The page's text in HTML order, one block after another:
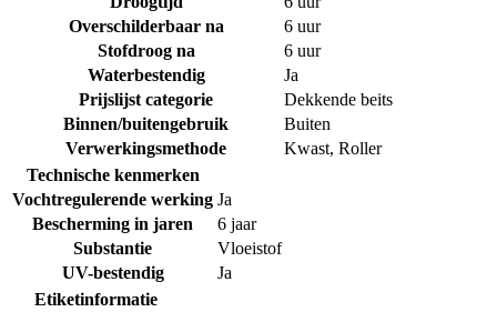
Overschilderbaar na
6 uur
Stofdroog na
6 uur
Waterbestendig
Ja
Prijslijst categorie
Dekkende beits
Binnen/buitengebruik
Buiten
Verwerkingsmethode
Kwast, Roller
Technische kenmerken
Vochtregulerende werking Ja
Bescherming in jaren
6 jaar
Substantie
Vloeistof
UV-bestendig
Ja
Etiketinformatie